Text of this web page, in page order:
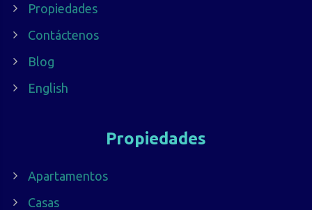
Propiedades
Contáctenos
Blog
English
Propiedades
Apartamentos
Casas